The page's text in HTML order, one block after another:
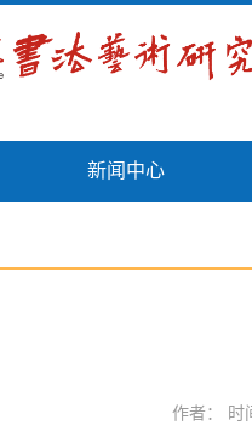
新闻中心
作者： 时